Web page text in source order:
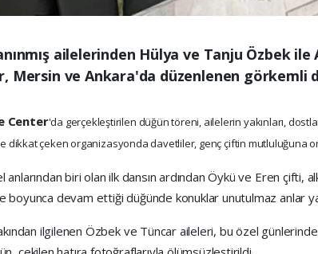
ailelerinden Hülya ve Tanju Özbek
Mersin ve Ankara'da düzenlenen görkemli
Center'da gerçekleştirilen düğün töreni, ailelerin yakınları,
dikkat çeken organizasyonda davetliler, genç çiftin mutluluğuna
anlarından biri olan ilk dansın ardından Öykü ve Eren
boyunca devam ettiği düğünde konuklar unutulmaz anlar
ilgilenen Özbek ve Tüncar aileleri, bu özel